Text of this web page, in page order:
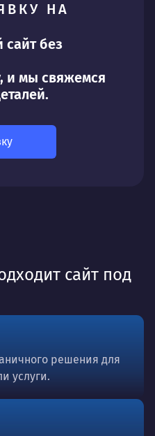
НА
сайт без
и мы свяжемся
сайт под
решения для
услуги.